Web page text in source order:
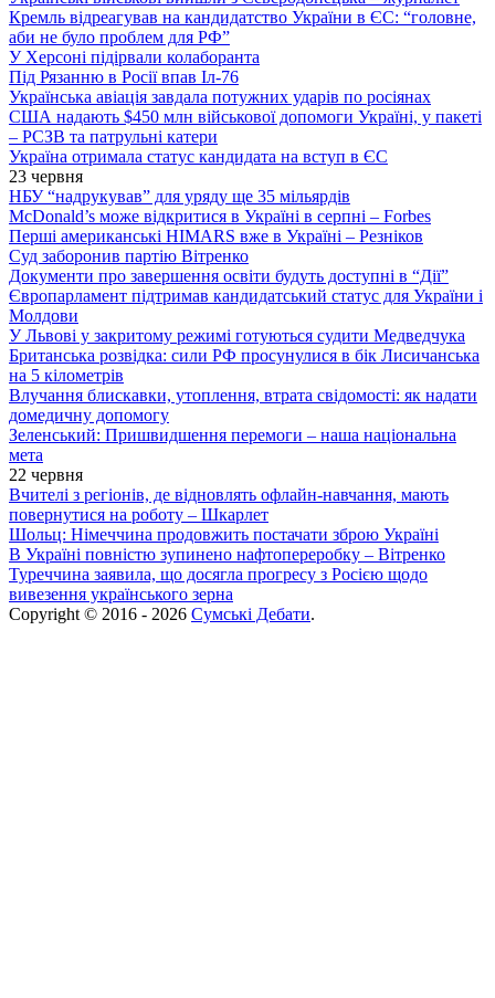
Кремль відреагував на кандидатство України в ЄС: “головне,
аби не було проблем для РФ”
У Херсоні підірвали колаборанта
Під Рязанню в Росії впав Іл-76
Українська авіація завдала потужних ударів по росіянах
США надають $450 млн військової допомоги Україні, у пакеті
– РСЗВ та патрульні катери
Україна отримала статус кандидата на вступ в ЄС
23 червня
НБУ “надрукував” для уряду ще 35 мільярдів
McDonald’s може відкритися в Україні в серпні – Forbes
Перші американські HIMARS вже в Україні – Резніков
Суд заборонив партію Вітренко
Документи про завершення освіти будуть доступні в “Дії”
Європарламент підтримав кандидатський статус для України і
Молдови
У Львові у закритому режимі готуються судити Медведчука
Британська розвідка: сили РФ просунулися в бік Лисичанська
на 5 кілометрів
Влучання блискавки, утоплення, втрата свідомості: як надати
домедичну допомогу
Зеленський: Пришвидшення перемоги – наша національна
мета
22 червня
Вчителі з регіонів, де відновлять офлайн-навчання, мають
повернутися на роботу – Шкарлет
Шольц: Німеччина продовжить постачати зброю Україні
В Україні повністю зупинено нафтопереробку – Вітренко
Туреччина заявила, що досягла прогресу з Росією щодо
вивезення українського зерна
Copyright © 2016 - 2026 Сумські Дебати.